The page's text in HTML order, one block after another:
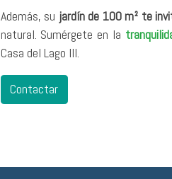
Además, su jardín de 100 m² te
natural. Sumérgete en la
Casa del Lago III.
Contactar